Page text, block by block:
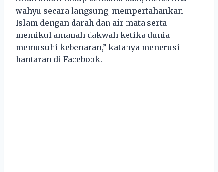
wahyu secara langsung, mempertahankan
Islam dengan darah dan air mata serta
memikul amanah dakwah ketika dunia
memusuhi kebenaran,” katanya menerusi
hantaran di Facebook.